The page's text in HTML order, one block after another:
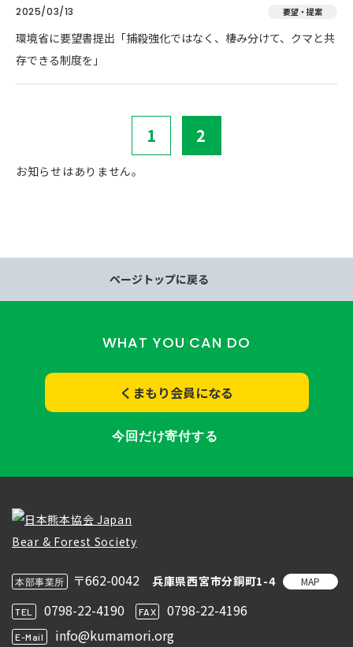
2025/03/13 要望・提案
環境省に要望書提出「捕殺強化ではなく、棲み分けて、クマと共
存できる制度を」
1 2
お知らせはありません。
ページトップに戻る
WHAT YOU CAN DO
くまもり会員になる
今回だけ寄付する
本部事業所 〒662-0042 兵庫県西宮市分銅町1-4 MAP
TEL 0798-22-4190 FAX 0798-22-4196
E-Mail info@kumamori.org